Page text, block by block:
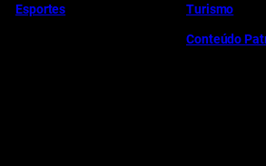
Esportes Turismo
Conteúdo